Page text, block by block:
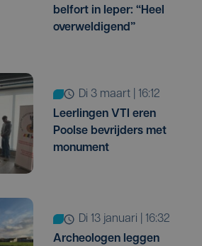
belfort in Ieper: “Heel
overweldigend”
di 3 maart | 16:12
Leerlingen VTI eren
Poolse bevrijders met
monument
di 13 januari | 16:32
Archeologen leggen